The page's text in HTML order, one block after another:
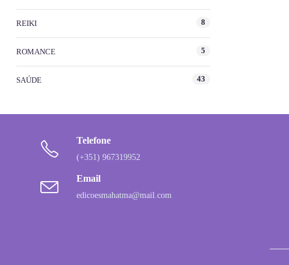
REIKI 8
ROMANCE 5
SAÚDE 43
Telefone
(+351) 967319952
Email
edicoesmahatma@mail.com